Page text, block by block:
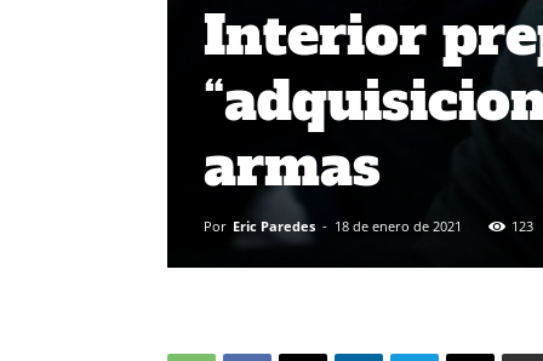
Interior
armas
Por Eric Paredes - 18 de enero de 2021 123